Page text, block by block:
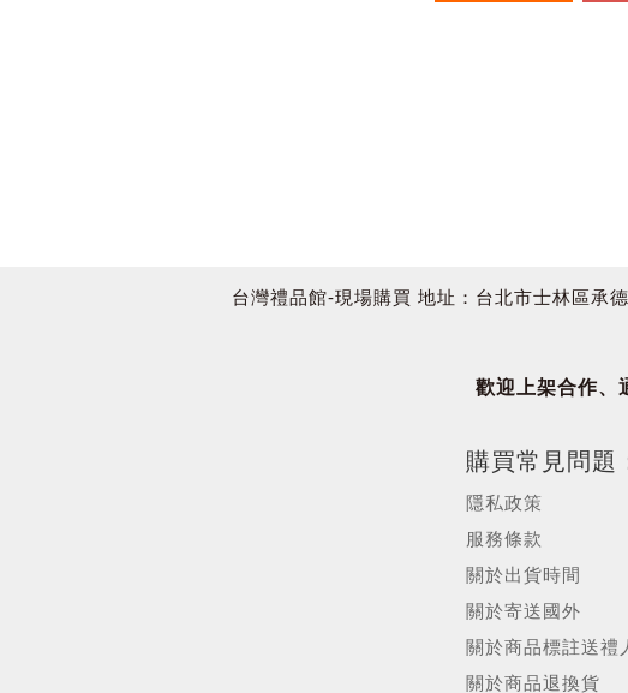
台灣禮品館-現場購買 地址：台北市士林區
歡迎上架合作
購買常見問題
隱私政策
服務條款
關於出貨時間
關於寄送國外
關於商品標註送禮
關於商品退換貨